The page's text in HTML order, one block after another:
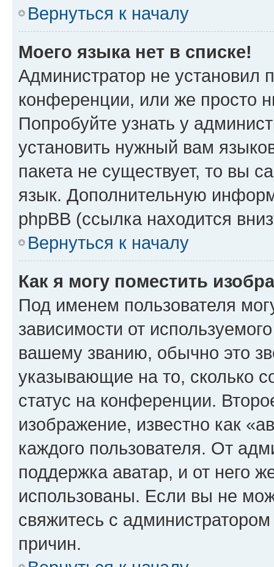
Вернуться к началу
Моего языка нет в списке!
Администратор не установил
конференции, или же просто
Попробуйте узнать у
установить нужный вам
пакета не существует, то вы
язык. Дополнительную
phpBB (ссылка находится
Вернуться к началу
Как я могу поместить
Под именем пользователя
зависимости от
вашему званию, обычно это
указывающие на то, сколько
статус на конференции.
изображение, известно как
каждого пользователя. От
поддержка аватар, и от него
использованы. Если вы не
свяжитесь с
причин.